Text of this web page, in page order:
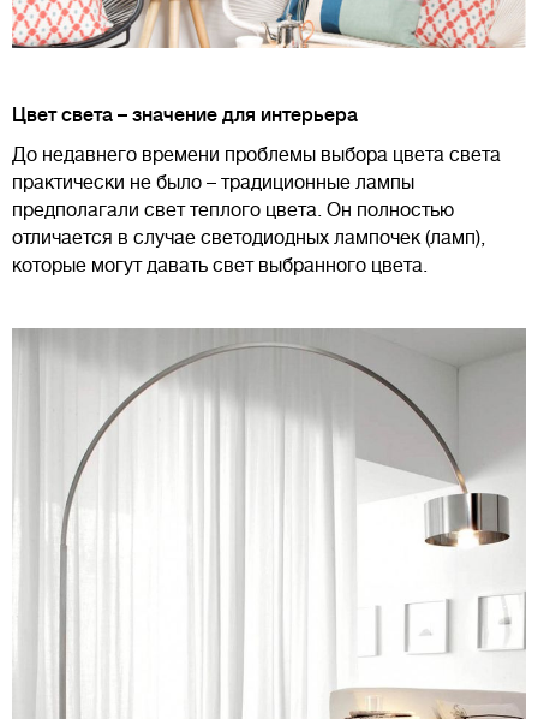
Цвет света – значение для интерьера
До недавнего времени проблемы выбора цвета света
практически не было – традиционные лампы
предполагали свет теплого цвета. Он полностью
отличается в случае светодиодных лампочек (ламп),
которые могут давать свет выбранного цвета.